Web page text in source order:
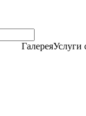
Услуги
Галерея